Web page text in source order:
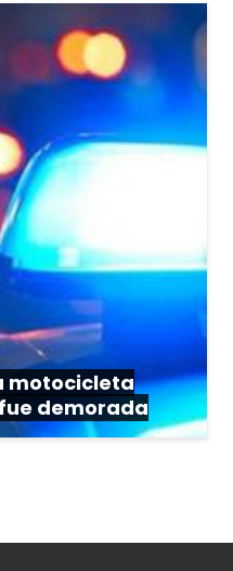
motocicleta
demorada